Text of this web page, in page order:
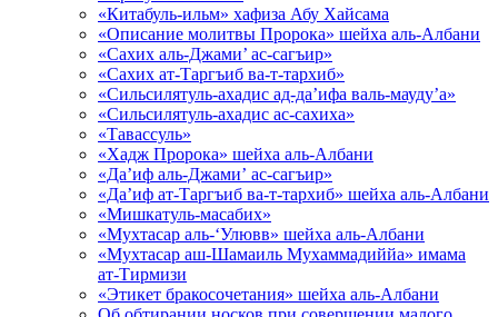
«Китабуль-ильм» хафиза Абу Хайсама
«Описание молитвы Пророка» шейха аль-Албани
«Сахих аль-Джами’ ас-сагъир»
«Сахих ат-Таргъиб ва-т-тархиб»
«Сильсилятуль-ахадис ад-да’ифа валь-мауду’а»
«Сильсилятуль-ахадис ас-сахиха»
«Тавассуль»
«Хадж Пророка» шейха аль-Албани
«Да’иф аль-Джами’ ас-сагъир»
«Да’иф ат-Таргъиб ва-т-тархиб» шейха аль-Албани
«Мишкатуль-масабих»
«Мухтасар аль-‘Улювв» шейха аль-Албани
«Мухтасар аш-Шамаиль Мухаммадиййа» имама
ат-Тирмизи
«Этикет бракосочетания» шейха аль-Албани